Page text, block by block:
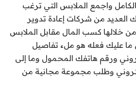
واجمع الملابس التي ترغب
العديد من شركات إعادة تدوير
خلالها كسب المال مقابل الملابس
ما عليك فعله هو ملء تفاصيل
ورقم هاتفك المحمول وما إلى
وطلب مجموعة مجانية من